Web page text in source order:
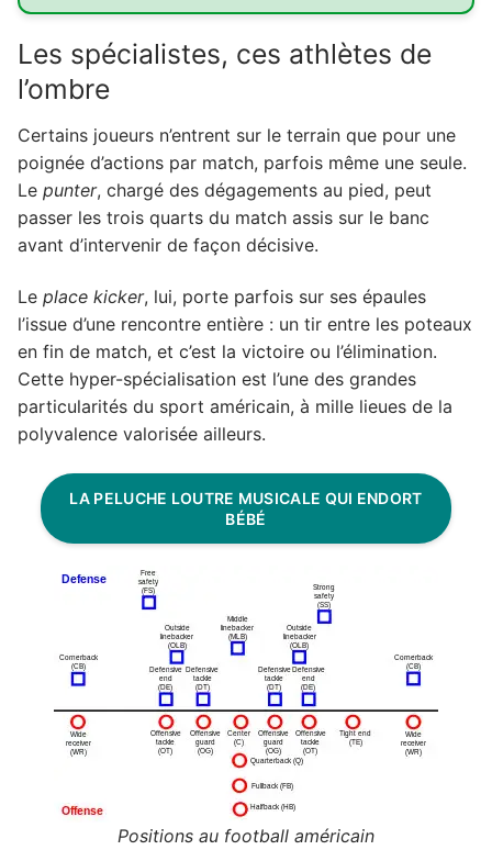
Les spécialistes, ces athlètes de
l’ombre
Certains joueurs n’entrent sur le terrain que pour une
poignée d’actions par match, parfois même une seule.
Le punter, chargé des dégagements au pied, peut
passer les trois quarts du match assis sur le banc
avant d’intervenir de façon décisive.
Le place kicker, lui, porte parfois sur ses épaules
l’issue d’une rencontre entière : un tir entre les poteaux
en fin de match, et c’est la victoire ou l’élimination.
Cette hyper-spécialisation est l’une des grandes
particularités du sport américain, à mille lieues de la
polyvalence valorisée ailleurs.
LA PELUCHE LOUTRE MUSICALE QUI ENDORT
BÉBÉ
Positions au football américain